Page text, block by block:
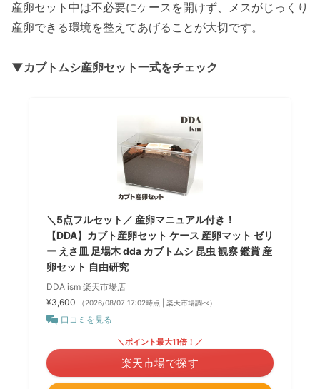
産卵セット中は不必要にケースを開けず、メスがじっくり
産卵できる環境を整えてあげることが大切です。
▼カブトムシ産卵セット一式をチェック
＼5点フルセット／ 産卵マニュアル付き！
【DDA】カブト産卵セット ケース 産卵マット ゼリ
ー えさ皿 足場木 dda カブトムシ 昆虫 観察 鑑賞 産
卵セット 自由研究
DDA ism 楽天市場店
¥3,600
（2026/08/07 17:02時点 | 楽天市場調べ）
口コミを見る
＼ポイント最大11倍！／
楽天市場で探す